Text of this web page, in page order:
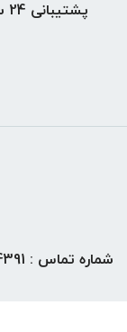
پشتیبانی 24 ساعته
شماره تماس : 02176254391 ، 09124876806